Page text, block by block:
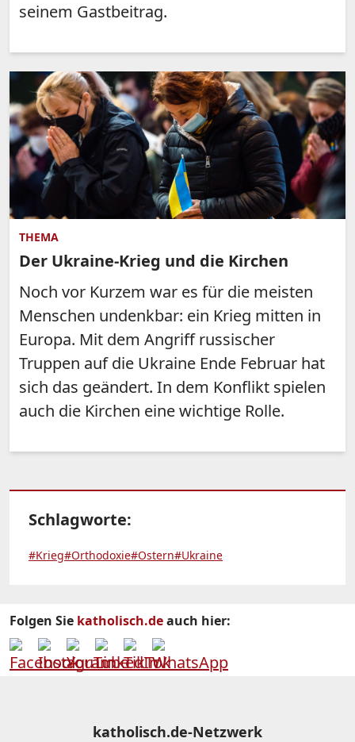
seinem Gastbeitrag.
THEMA
Der Ukraine-Krieg und die Kirchen
Noch vor Kurzem war es für die meisten
Menschen undenkbar: ein Krieg mitten in
Europa. Mit dem Angriff russischer
Truppen auf die Ukraine Ende Februar hat
sich das geändert. In dem Konflikt spielen
auch die Kirchen eine wichtige Rolle.
Schlagworte:
#Krieg#Orthodoxie#Ostern#Ukraine
Folgen Sie katholisch.deauch hier:
katholisch.de-Netzwerk